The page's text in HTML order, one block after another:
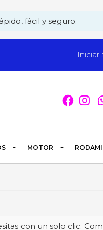
fácil y seguro.
Iniciar
MOTOR
con un solo clic.